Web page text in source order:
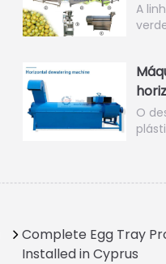
A
O
Complete Egg Tray
Installed in Cyprus